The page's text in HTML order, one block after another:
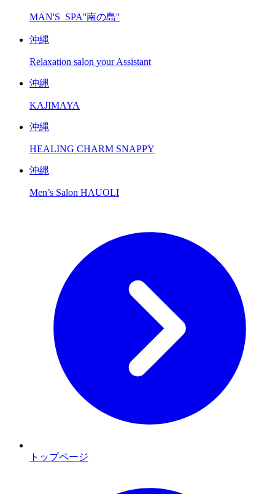
MAN'S_SPA''南の島''
沖縄
Relaxation salon your Assistant
沖縄
KAJIMAYA
沖縄
HEALING CHARM SNAPPY
沖縄
Men’s Salon HAUOLI
トップページ